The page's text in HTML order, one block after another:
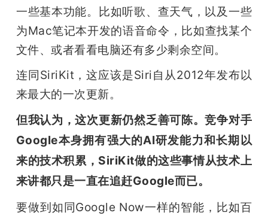
一些基本功能。比如听歌、查天气，以及一些
为Mac笔记本开发的语音命令，比如查找某个
文件、或者看看电脑还有多少剩余空间。
连同SiriKit，这应该是Siri自从2012年发布以
来最大的一次更新。
但我认为，这次更新仍然乏善可陈。竞争对手
Google本身拥有强大的AI研发能力和长期以
来的技术积累，SiriKit做的这些事情从技术上
来讲都只是一直在追赶Google而已。
要做到如同Google Now一样的智能，比如百